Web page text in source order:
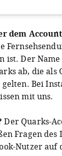
dem
ist. Der
ab, die als
Bei
mit uns.
Der Quarks-
Fragen des
Nutzer auf